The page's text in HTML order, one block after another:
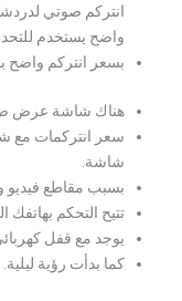
انتركم صوتي
واضح يستخدم
بسعر انتركم واضح
هناك شاشة عرض
سعر انتركمات مع
شاشة.
بسبب مقاطع فيديو
تتيح التحكم بهاتفك
يوجد مع قفل
كما بدأت رؤية ليلية.